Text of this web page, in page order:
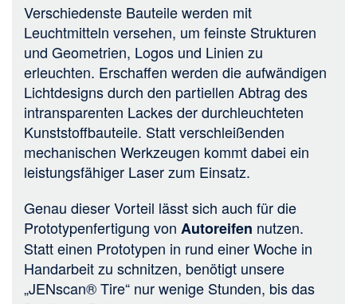
Verschiedenste Bauteile werden mit
Leuchtmitteln versehen, um feinste Strukturen
und Geometrien, Logos und Linien zu
erleuchten. Erschaffen werden die aufwändigen
Lichtdesigns durch den partiellen Abtrag des
intransparenten Lackes der durchleuchteten
Kunststoffbauteile. Statt verschleißenden
mechanischen Werkzeugen kommt dabei ein
leistungsfähiger Laser zum Einsatz.
Genau dieser Vorteil lässt sich auch für die
Prototypenfertigung von Autoreifen nutzen.
Statt einen Prototypen in rund einer Woche in
Handarbeit zu schnitzen, benötigt unsere
„JENscan® Tire“ nur wenige Stunden, bis das